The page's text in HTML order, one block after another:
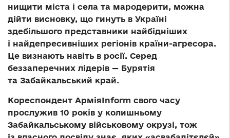
нищити міста і села та мародерити, можна
дійти висновку, що гинуть в Україні
здебільшого представники найбідніших
і найдепресивніших регіонів країни-агресора.
Це визнають навіть в росії. Серед
беззаперечних лідерів — Бурятія
та Забайкальський край.
Кореспондент АрміяInform свого часу
прослужив 10 років у колишньому
Забайкальському військовому окрузі, тож